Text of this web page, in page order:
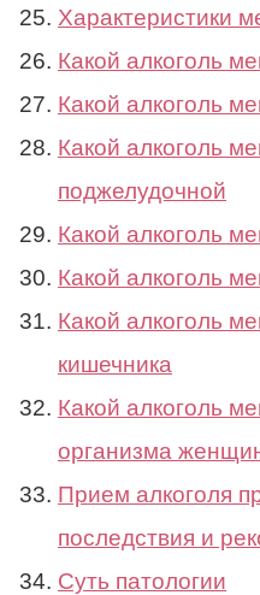
Характеристики
Какой алкоголь
Какой алкоголь
Какой алкоголь
поджелудочной
Какой алкоголь
Какой алкоголь
Какой алкоголь
кишечника
Какой алкоголь
организма
Прием алкоголя
последствия и
Суть патологии